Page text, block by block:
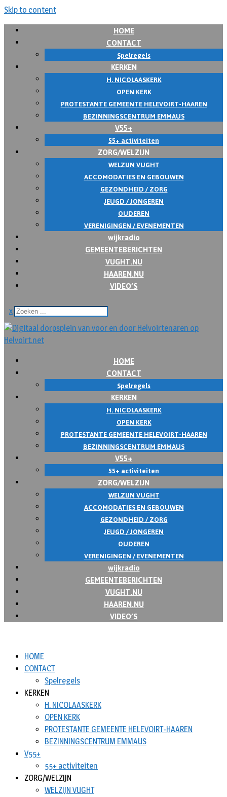
Skip to content
HOME
CONTACT
Spelregels
KERKEN
H. NICOLAASKERK
OPEN KERK
PROTESTANTE GEMEENTE HELEVOIRT-HAAREN
BEZINNINGSCENTRUM EMMAUS
V55+
55+ activiteiten
ZORG/WELZIJN
WELZIJN VUGHT
ACCOMODATIES EN GEBOUWEN
GEZONDHEID / ZORG
JEUGD / JONGEREN
OUDEREN
VERENIGINGEN / EVENEMENTEN
wijkradio
GEMEENTEBERICHTEN
VUGHT.NU
HAAREN.NU
VIDEO’S
x
HOME
CONTACT
Spelregels
KERKEN
H. NICOLAASKERK
OPEN KERK
PROTESTANTE GEMEENTE HELEVOIRT-HAAREN
BEZINNINGSCENTRUM EMMAUS
V55+
55+ activiteiten
ZORG/WELZIJN
WELZIJN VUGHT
ACCOMODATIES EN GEBOUWEN
GEZONDHEID / ZORG
JEUGD / JONGEREN
OUDEREN
VERENIGINGEN / EVENEMENTEN
wijkradio
GEMEENTEBERICHTEN
VUGHT.NU
HAAREN.NU
VIDEO’S
HOME
CONTACT
Spelregels
KERKEN
H. NICOLAASKERK
OPEN KERK
PROTESTANTE GEMEENTE HELEVOIRT-HAAREN
BEZINNINGSCENTRUM EMMAUS
V55+
55+ activiteiten
ZORG/WELZIJN
WELZIJN VUGHT